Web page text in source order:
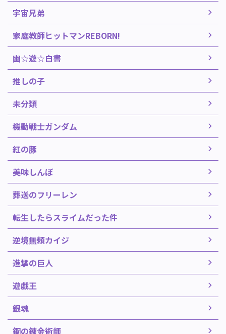
宇宙兄弟
家庭教師ヒットマンREBORN!
幽☆遊☆白書
推しの子
未分類
機動戦士ガンダム
紅の豚
美味しんぼ
葬送のフリーレン
転生したらスライムだった件
逆境無頼カイジ
進撃の巨人
遊戯王
銀魂
鋼の錬金術師